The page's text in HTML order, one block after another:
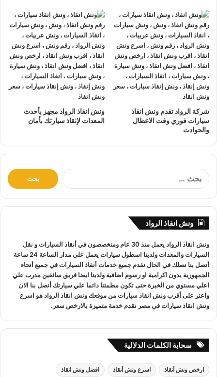
يمكنك الاتصال بنا أو ارسال موقعك علي
بريد إلكتروني
إلى أحد ممثلينا الموجودين لارسال
أقرب ونش
انقاذ اليك في أي وقت.
ونش انقاذ سياراتالرواد مؤمن بالكامل حتي لا يسب اي تلف
اجزاء سياراتك.
لديناافضل ونش انقاذ سيارات واسرع ونش انقاذ سياراتو
اقرب ونش انقاذ سياراتكما نقدم خدمةانقاذ سياراتباقل
سعر بدون رسوم اضافية و بدون اكراميات.
نقوم بتتبع جميع سيارات الانقاذمن خلال GPS.
يوجد
الأسبوع.
لدينا على دراية باستخدام أحدث
المعدات والتقنيات ورفع السيارات.
فريق سائقين و وناشين قادرين على التعامل مع كافة مواقف سيارتك
سحب سياراتأورفع سيارات أوإنقاذ سياراتاذا كان عطل او
حادث
ونش انقاذ سيارات الرواد نحن أسرع ونش انقاذمما يجعل
خدمةانقاذ السيارات سهل على عملائنا.
شركة الرواد تقدم ونش انقاذ
سيارات فوري وقت الاعطال
والحوادث
ونش انقاذ الرواد مجهز بأحدث
المعدات لإنقاذ سيارتك بأمان
:
ونش انقاذ الرواد
ونش انقاذ الرواد يعمل منذ 30 عام ومتخصصون في أنقاذ السياراتو نقل
السيارات
والمعدات ولدينا اسطول سيارات يعمل علي مدار الساعة 24 ساعة
أتصل بنا نصلك في الحال نقدم جميع خدماتأنقاذ السياراتفي جميع أنحاء
الجمهورية بدون اكرامية او رسوم اضافية ولدينا ايضا فريق سائقين مدرب علي
اعلي مستوي من الخبرة حتى تكون مطمئنا دائما علي سيارتك أتصل بنا الان
واعثر علىأقرب ونش انقاذ سياراتمن موقعك ونش انقاذ الرواد هو اسرع
ونش انقاذ سياراتفي مصر نقدم خدمة متميزة بالارخص سعر.
سحابة الكلمات الدلالية
ارخص ونش أنقاذ اسرع ونش أنقاذ افضل ونش انقاذ